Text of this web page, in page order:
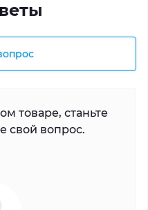
товаре, станьте
свой вопрос.